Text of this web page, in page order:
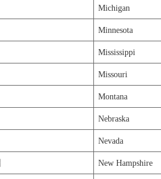
Michigan
Minnesota
Mississippi
Missouri
Montana
Nebraska
Nevada
New Hampshire